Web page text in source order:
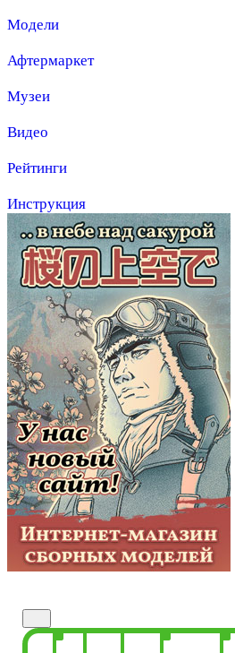
Модели
Афтермаркет
Музеи
Видео
Рейтинги
Инструкция